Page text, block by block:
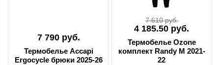
7 790 руб.
Термобелье Accapi
Ergocycle брюки 2025-26
7 610 руб.
4 185.50 руб.
Термобелье Ozone
комплект Randy M 2021-
22